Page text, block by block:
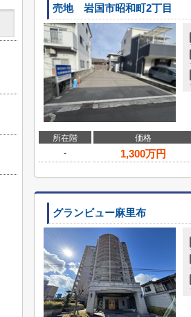
売地 岩国市昭和町2丁目
所在階 価格
-
1,300万円
グランビュー麻里布